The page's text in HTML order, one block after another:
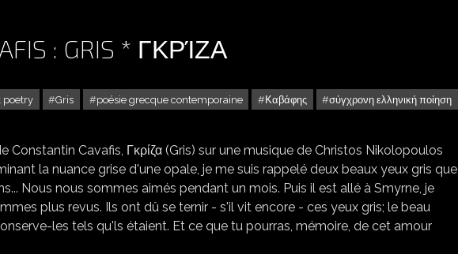
: GRIS * ΓΚΡΊΖΑ
poetry Gris poésie grecque contemporaine Καβάφης
σύγχρονη ελληνική ποίηση
Cavafis, Γκρίζα (Gris) sur une musique de Christos Nikolopoulos
la nuance grise d'une opale, je me suis rappelé deux beaux yeux gris que
Nous nous sommes aimés pendant un mois. Puis il est allé à Smyrne, je
plus revus. Ils ont dû se ternir - s'il vit encore - ces yeux gris; le beau
les tels qu'ls étaient. Et ce que tu pourras, mémoire, de cet amour